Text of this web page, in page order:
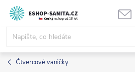
Přejít
obsah
Čtvercové vaničky